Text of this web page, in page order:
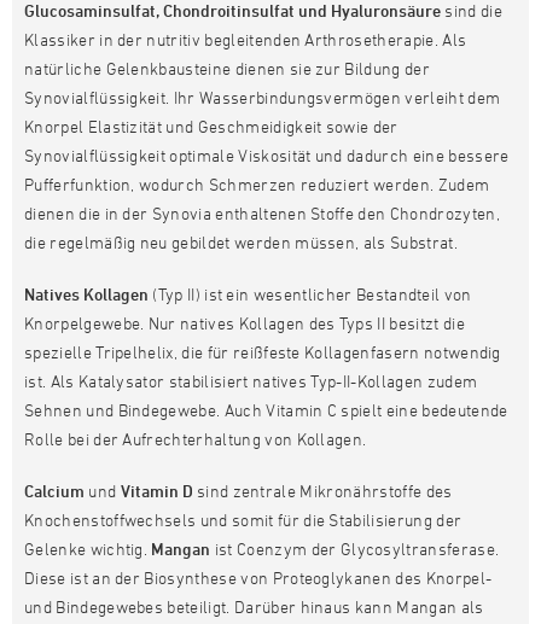
Glucosaminsulfat, Chondroitinsulfat und Hyaluronsäure sind die
Klassiker in der nutritiv begleitenden Arthrosetherapie. Als
natürliche Gelenkbausteine dienen sie zur Bildung der
Synovialflüssigkeit. Ihr Wasserbindungsvermögen verleiht dem
Knorpel Elastizität und Geschmeidigkeit sowie der
Synovialflüssigkeit optimale Viskosität und dadurch eine bessere
Pufferfunktion, wodurch Schmerzen reduziert werden. Zudem
dienen die in der Synovia enthaltenen Stoffe den Chondrozyten,
die regelmäßig neu gebildet werden müssen, als Substrat.
Natives Kollagen (Typ II) ist ein wesentlicher Bestandteil von
Knorpelgewebe. Nur natives Kollagen des Typs II besitzt die
spezielle Tripelhelix, die für reißfeste Kollagenfasern notwendig
ist. Als Katalysator stabilisiert natives Typ-II-Kollagen zudem
Sehnen und Bindegewebe. Auch Vitamin C spielt eine bedeutende
Rolle bei der Aufrechterhaltung von Kollagen.
Calcium und Vitamin D sind zentrale Mikronährstoffe des
Knochenstoffwechsels und somit für die Stabilisierung der
Gelenke wichtig. Mangan ist Coenzym der Glycosyltransferase.
Diese ist an der Biosynthese von Proteoglykanen des Knorpel-
und Bindegewebes beteiligt. Darüber hinaus kann Mangan als